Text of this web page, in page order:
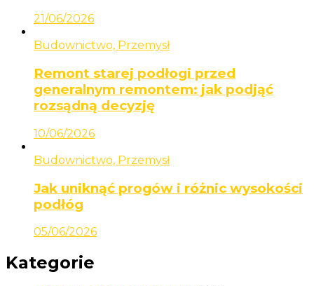
21/06/2026
Budownictwo, Przemysł
Remont starej podłogi przed
generalnym remontem: jak podjąć
rozsądną decyzję
10/06/2026
Budownictwo, Przemysł
Jak uniknąć progów i różnic wysokości
podłóg
05/06/2026
Kategorie